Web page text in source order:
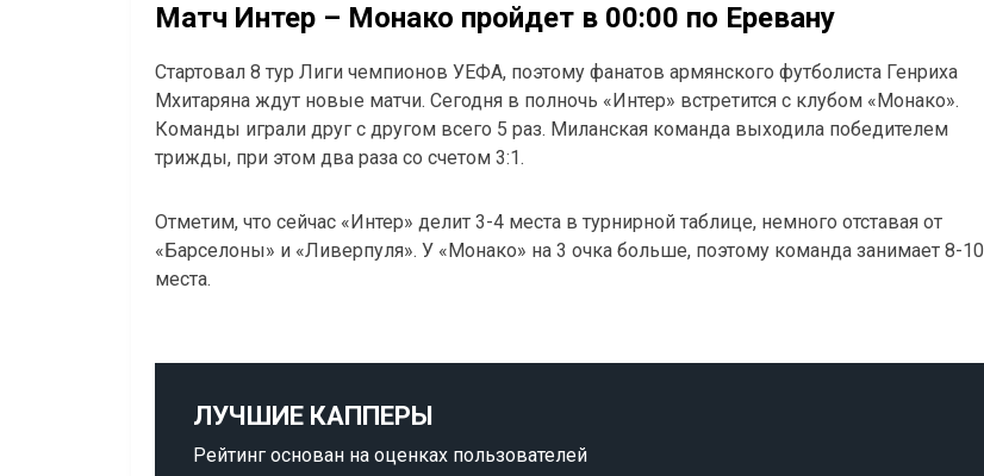
Матч Интер – Монако пройдет в 00:00 по Еревану
Стартовал 8 тур Лиги чемпионов УЕФА, поэтому фанатов армянского футболиста Генриха
Мхитаряна ждут новые матчи. Сегодня в полночь «Интер» встретится с клубом «Монако».
Команды играли друг с другом всего 5 раз. Миланская команда выходила победителем
трижды, при этом два раза со счетом 3:1.
Отметим, что сейчас «Интер» делит 3-4 места в турнирной таблице, немного отставая от
«Барселоны» и «Ливерпуля». У «Монако» на 3 очка больше, поэтому команда занимает 8-10
места.
ЛУЧШИЕ КАППЕРЫ
Рейтинг основан на оценках пользователей